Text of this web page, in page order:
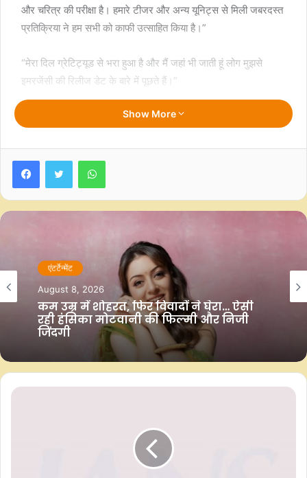
और चरित्र की परीक्षा है। हमारे टीजर और अन्य यूनिट्स से मिली जबरदस्त
प्रतिक्रिया ने हम सभी को काफी उत्साहित किया है।”
“मेरा दिल ग्रेटिट्यूड से भरा हुआ है और मैं जहां भी जाती हूं लोग मुझसे
इमरजेंसी की रिलीज डेट के बारे में पूछते हैं।”
उन्होंने कहा, ”हमने इमरजेंसी रिलीज की तारीख 24 नवंबर 2023 अनाउंस
बदलावों और 2024 के लास्ट क्वार्टर के ओवर पैक होने के कारण हमने
इमरजेंसी को अगले साल (2024) में शिफ्ट करने का फैसला किया है।”
कंगना ने कहा कि जल्द ही नई रिलीज डेट की घोषणा की जाएगी।
”नई रिलीज की तारीख जल्द ही घोषित की जाएगी, कृपया अपना साथ बनाए
रखें। फिल्म के लिए आपकी प्रत्याशा, जिज्ञासा और उत्साह बहुत मायने
रखता है, आपकी कंगना रनौत।”
‘इमरजेंसी’ कंगना रनौत द्वारा निर्देशित और निर्मित एक जीवनी पर आधारित
ऐतिहासिक ड्रामा फिल्म है।
भारत के आपातकाल पर आधारित इस फिल्म में कंगना ने पूर्व प्रधानमंत्री
Show More
FacebookTwitter WhatsApp
एंटर्टेन्मेंट
August 8, 2026
कम उम्र में शोहरत, फिर विवादों ने घेरा… ऐसी
रही हंसिका मोटवानी की फिल्मी और निजी
जिंदगी